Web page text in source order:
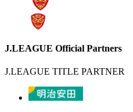
J.LEAGUE Official Partners
J.LEAGUE TITLE PARTNER